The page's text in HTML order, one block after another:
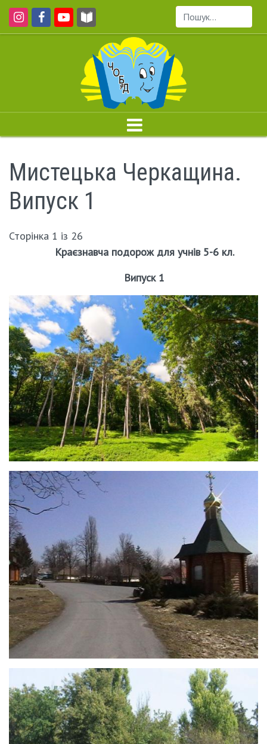
Пошук...
Мистецька Черкащина.
Випуск 1
Сторінка 1 із 26
Краєзнавча подорож для учнів 5-6 кл.
Випуск 1